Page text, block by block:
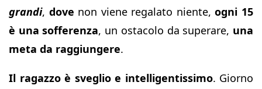
grandi, dove non viene regalato niente,ogni 15
è una sofferenza, un ostacolo da superare, una
meta da raggiungere.
Il ragazzo è sveglio e intelligentissimo. Giorno